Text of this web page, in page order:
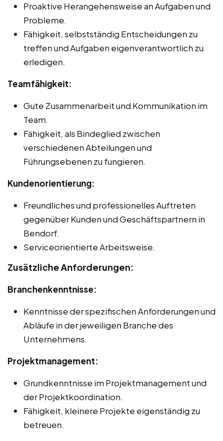
Proaktive Herangehensweise an Aufgaben und
Probleme.
Fähigkeit, selbstständig Entscheidungen zu
treffen und Aufgaben eigenverantwortlich zu
erledigen.
Teamfähigkeit:
Gute Zusammenarbeit und Kommunikation im
Team.
Fähigkeit, als Bindeglied zwischen
verschiedenen Abteilungen und
Führungsebenen zu fungieren.
Kundenorientierung:
Freundliches und professionelles Auftreten
gegenüber Kunden und Geschäftspartnern in
Bendorf.
Serviceorientierte Arbeitsweise.
Zusätzliche Anforderungen:
Branchenkenntnisse:
Kenntnisse der spezifischen Anforderungen und
Abläufe in der jeweiligen Branche des
Unternehmens.
Projektmanagement:
Grundkenntnisse im Projektmanagement und
der Projektkoordination.
Fähigkeit, kleinere Projekte eigenständig zu
betreuen.